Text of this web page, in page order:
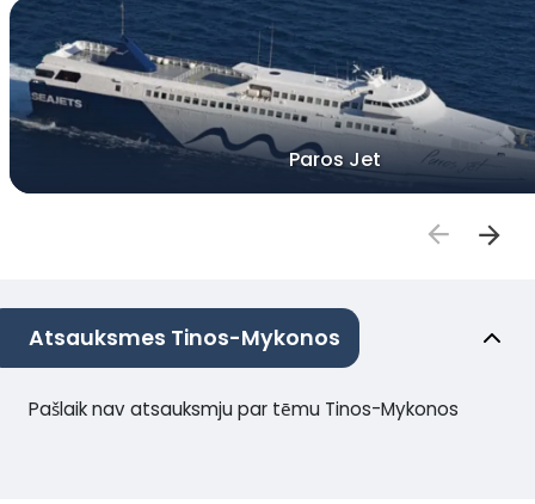
Paros Jet
Atsauksmes Tinos-Mykonos
Pašlaik nav atsauksmju par tēmu Tinos-Mykonos